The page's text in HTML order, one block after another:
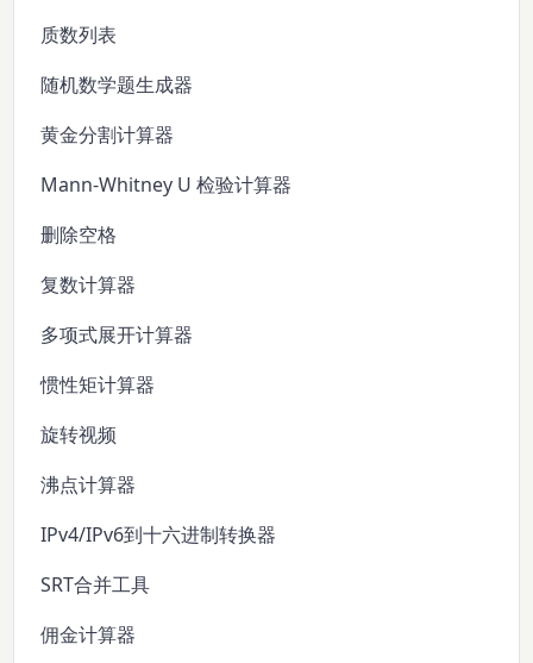
质数列表
随机数学题生成器
黄金分割计算器
Mann-Whitney U 检验计算器
删除空格
复数计算器
多项式展开计算器
惯性矩计算器
旋转视频
沸点计算器
IPv4/IPv6到十六进制转换器
SRT合并工具
佣金计算器